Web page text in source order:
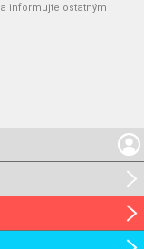
informujte ostatným